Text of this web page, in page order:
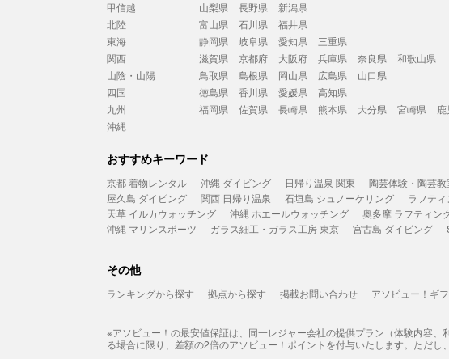
甲信越
山梨県 長野県
新潟県
北陸
富山県 石川県
福井県
東海
静岡県 岐阜県 愛知県
三重県
関西
滋賀県 京都府 大阪府 兵庫県 奈良県
和歌山県
山陰・山陽
鳥取県 島根県 岡山県 広島県
山口県
四国
徳島県 香川県 愛媛県
高知県
九州
福岡県 佐賀県 長崎県 熊本県 大分県 宮崎県
沖縄
おすすめキーワード
京都 着物レンタル 沖縄 ダイビング 日帰り温泉 関東 陶芸体験・陶芸
屋久島 ダイビング
関西 日帰り温泉 石垣島 シュノーケリング ラフテ
天草 イルカウォッチング
沖縄 ホエールウォッチング 奥多摩 ラフティン
沖縄 マリンスポーツ
ガラス細工・ガラス工房 東京 宮古島 ダイビング
その他
ランキングから探す 拠点から探す 掲載お問い合わせ アソビュー！ギ
※アソビュー！の最安値保証は、同一レジャー会社の提供プラン（体験内容
る場合に限り、差額の2倍のアソビュー！ポイントを付与いたします。ただ